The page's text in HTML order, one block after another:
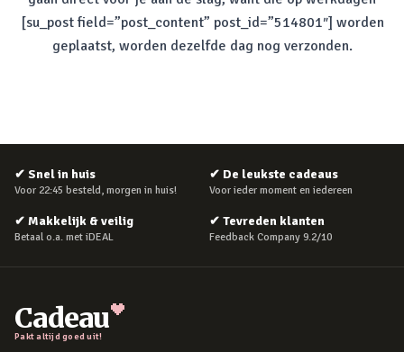
[su_post field=”post_content” post_id=”514801″] worden
geplaatst, worden dezelfde dag nog verzonden.
✔ Snel in huis
Voor 22:45 besteld, morgen in huis!
✔ De leukste cadeaus
Voor ieder moment en iedereen
✔ Makkelijk & veilig
Betaal o.a. met iDEAL
✔ Tevreden klanten
Feedback Company 9.2/10
Cadeau
Pakt altijd goed uit!